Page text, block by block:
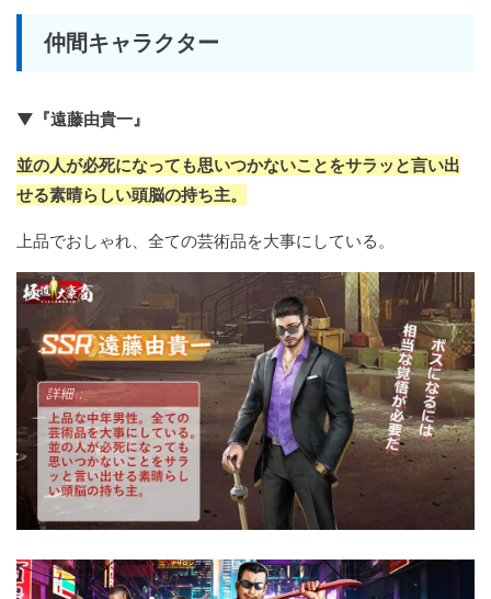
仲間キャラクター
▼『遠藤由貴一』
並の人が必死になっても思いつかないことをサラッと言い出
せる素晴らしい頭脳の持ち主。
上品でおしゃれ、全ての芸術品を大事にしている。